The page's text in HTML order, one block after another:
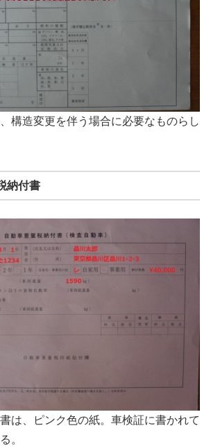
構造変更を伴う場合に必要なものらし
納付書
は、ピンク色の紙。車検証に書かれて
。